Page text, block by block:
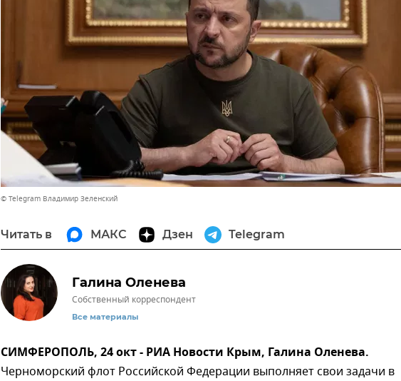
© Telegram Владимир Зеленский
Читать в МАКС Дзен Telegram
Галина Оленева
Собственный корреспондент
Все материалы
СИМФЕРОПОЛЬ, 24 окт - РИА Новости Крым, Галина Оленева.
Черноморский флот Российской Федерации выполняет свои задачи в